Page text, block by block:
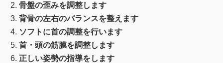
骨盤の歪みを調整します
背骨の左右のバランスを整えます
ソフトに首の調整を行います
首・頭の筋膜を調整します
正しい姿勢の指導をします